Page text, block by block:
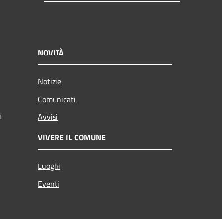
NOVITÀ
Notizie
Comunicati
Avvisi
VIVERE IL COMUNE
Luoghi
Eventi